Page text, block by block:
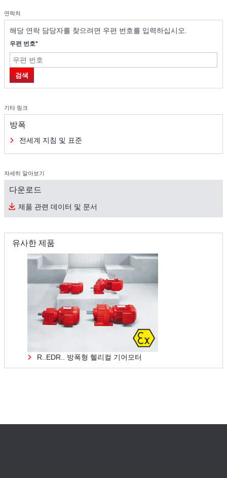
연락처
해당 연락 담당자를 찾으려면 우편 번호를 입력하십시오.
우편 번호*
검색
기타 링크
방폭
전세계 지침 및 표준
자세히 알아보기
다운로드
제품 관련 데이터 및 문서
유사한 제품
R..EDR.. 방폭형 헬리컬 기어모터